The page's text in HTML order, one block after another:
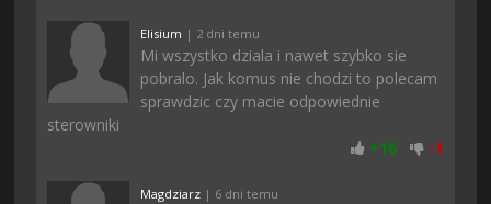
Elisium | 2 dni temu
Mi wszystko dziala i nawet szybko sie
pobralo. Jak komus nie chodzi to polecam
sprawdzic czy macie odpowiednie
sterowniki
+16 -1
Magdziarz | 6 dni temu